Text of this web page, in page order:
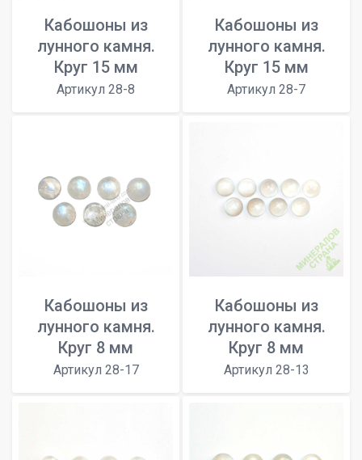
Кабошоны из
лунного камня.
Круг 15 мм
Артикул 28-8
Кабошоны из
лунного камня.
Круг 15 мм
Артикул 28-7
Кабошоны из
лунного камня.
Круг 8 мм
Артикул 28-17
Кабошоны из
лунного камня.
Круг 8 мм
Артикул 28-13